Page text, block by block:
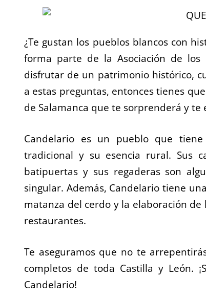
¿Te gustan los pueblos blancos con
forma parte de la Asociación de los
disfrutar de un patrimonio histórico,
a estas preguntas, entonces tienes
de Salamanca que te sorprenderá y te
Candelario es un pueblo que
tradicional y su esencia rural. Sus
batipuertas y sus regaderas son
singular. Además, Candelario tiene
matanza del cerdo y la elaboración
restaurantes.
Te aseguramos que no te
completos de toda Castilla y León.
Candelario!